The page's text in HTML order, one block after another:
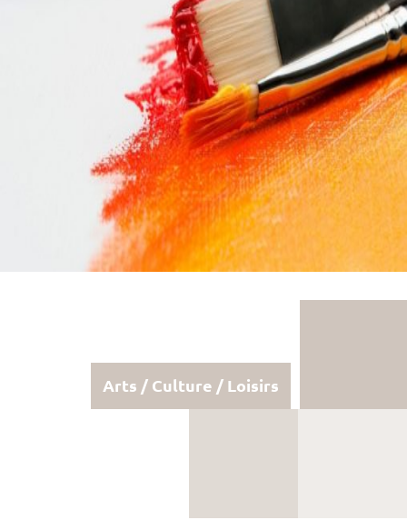
Arts / Culture / Loisirs